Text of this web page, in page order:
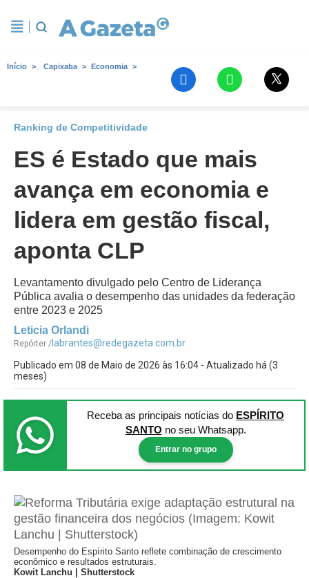
Início Capixaba Economia
Ranking de Competitividade
ES é Estado que mais
avança em economia e
lidera em gestão fiscal,
aponta CLP
Levantamento divulgado pelo Centro de Liderança
Pública avalia o desempenho das unidades da federação
entre 2023 e 2025
Leticia Orlandi
Repórter / labrantes@redegazeta.com.br
Publicado em 08 de Maio de 2026 às 16:04 - Atualizado há (3
meses)
Receba as principais notícias do ESPÍRITO
SANTO no seu Whatsapp.
Entrar no grupo
Desempenho do Espírito Santo reflete combinação de crescimento
econômico e resultados estruturais.
Kowit Lanchu | Shutterstock